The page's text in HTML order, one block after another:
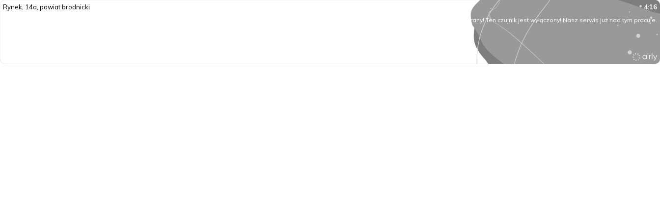
Rynek, 14a, powiat brodnicki 4:16
O rany! Ten czujnik jest wyłączony! Nasz serwis już nad tym pracuje.